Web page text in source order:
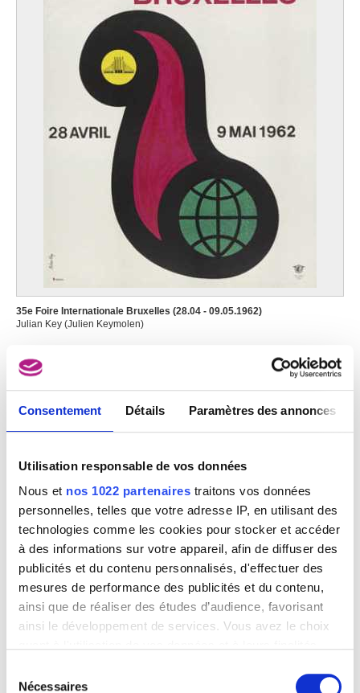
Consentement Détails Paramètres des annonces
Utilisation responsable de vos données
Nous et nos 1022 partenaires traitons vos données
personnelles, telles que votre adresse IP, en utilisant des
technologies comme les cookies pour stocker et accéder
à des informations sur votre appareil, afin de diffuser des
publicités et du contenu personnalisés, d'effectuer des
mesures de performance des publicités et du contenu,
ainsi que de réaliser des études d’audience, favorisant
ainsi le développement de services. Vous avez le choix
tout moment en consultant la Déclaration relative aux
Nécessaires
35e Foire Internationale Bruxelles (28.04 - 09.05.1962)
Julian Key (Julien Keymolen)